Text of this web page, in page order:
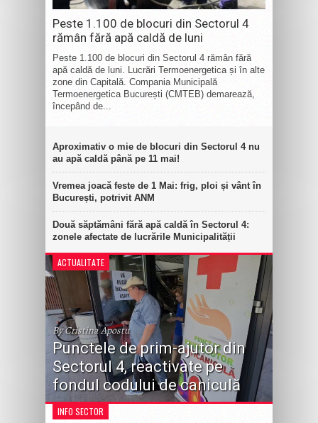
Peste 1.100 de blocuri din Sectorul 4
rămân fără apă caldă de luni
Peste 1.100 de blocuri din Sectorul 4 rămân fără
apă caldă de luni. Lucrări Termoenergetica și în alte
zone din Capitală. Compania Municipală
Termoenergetica București (CMTEB) demarează,
începând de...
Aproximativ o mie de blocuri din Sectorul 4 nu
au apă caldă până pe 11 mai!
Vremea joacă feste de 1 Mai: frig, ploi și vânt în
București, potrivit ANM
Două săptămâni fără apă caldă în Sectorul 4:
zonele afectate de lucrările Municipalității
ACTUALITATE
By Cristina Apostu
Punctele de prim-ajutor din
Sectorul 4, reactivate pe
fondul codului de caniculă
INFO SECTOR